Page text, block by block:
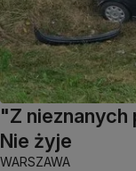
"Z nieznanych
Nie żyje
WARSZAWA